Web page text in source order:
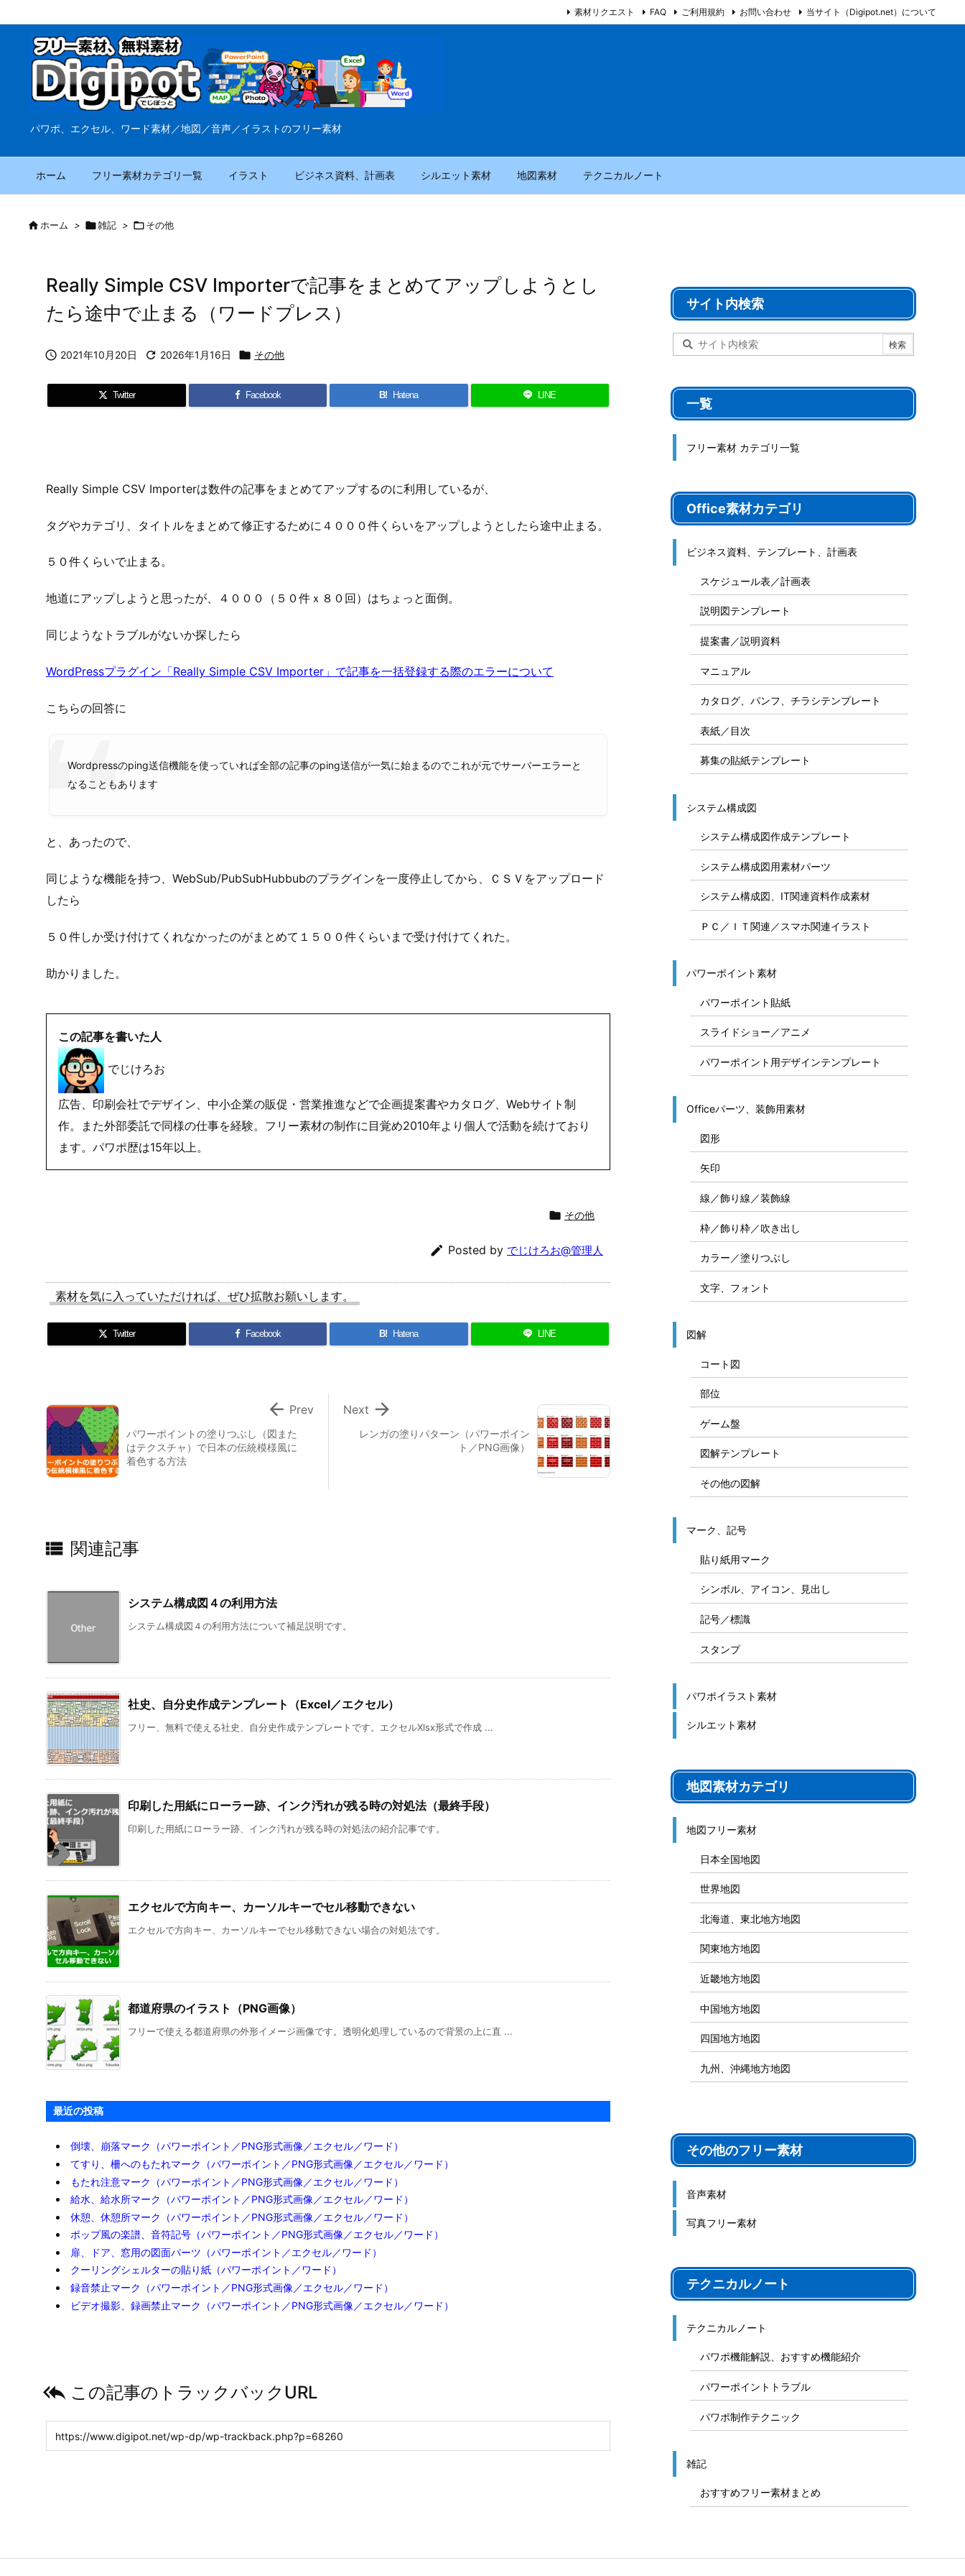
パワポ、エクセル、ワード素材／地図／音声／イラストのフリー素材
ホーム フリー素材カテゴリ一覧 イラスト ビジネス資料、計画表 シルエット素材 地図素材 テクニカルノート
素材リクエスト FAQ ご利用規約 お問い合わせ 当サイト（Digipot.net）について
ホーム > 雑記 > その他
Really Simple CSV Importerで記事をまとめてアップしようとし
たら途中で止まる（ワードプレス）
 2021年10月20日  2026年1月16日  その他
Twitter Facebook B! Hatena LINE
Really Simple CSV Importerは数件の記事をまとめてアップするのに利用しているが、
タグやカテゴリ、タイトルをまとめて修正するために４０００件くらいをアップしようとしたら途中止まる。
地道にアップしようと思ったが、４０００（５０件ｘ８０回）はちょっと面倒。
同じようなトラブルがないか探したら
こちらの回答に
なることもあります
と、あったので、
同じような機能を持つ、WebSub/PubSubHubbubのプラグインを一度停止してから、ＣＳＶをアップロード
したら
５０件しか受け付けてくれなかったのがまとめて１５００件くらいまで受け付けてくれた。
広告、印刷会社でデザイン、中小企業の販促・営業推進などで企画提案書やカタログ、Webサイト制
ます。パワポ歴は15年以上。

 Posted byでじけろお@管理人
素材を気に入っていただければ、ぜひ拡散お願いします。
パワーポイントの塗りつぶし（図また
はテクスチャ）で日本の伝統模様風に

 関連記事
システム構成図４の利用方法について補足説明です。
社史、自分史作成テンプレート（Excel／エクセル）
フリー、無料で使える社史、自分史作成テンプレートです。エクセルXlsx形式で作成 ...
エクセルで方向キー、カーソルキーでセル移動できない
エクセルで方向キー、カーソルキーでセル移動できない場合の対処法です。
サイト内検索
一覧
フリー素材 カテゴリ一覧
Office素材カテゴリ
ビジネス資料、テンプレート、計画表
スケジュール表／計画表
説明図テンプレート
提案書／説明資料
マニュアル
カタログ、パンフ、チラシテンプレート
表紙／目次
募集の貼紙テンプレート
システム構成図
システム構成図作成テンプレート
システム構成図用素材パーツ
システム構成図、IT関連資料作成素材
ＰＣ／ＩＴ関連／スマホ関連イラスト
パワーポイント素材
パワーポイント貼紙
スライドショー／アニメ
パワーポイント用デザインテンプレート
Officeパーツ、装飾用素材
図形
矢印
線／飾り線／装飾線
枠／飾り枠／吹き出し
カラー／塗りつぶし
文字、フォント
図解
コート図
部位
ゲーム盤
図解テンプレート
その他の図解
マーク、記号
貼り紙用マーク
シンボル、アイコン、見出し
記号／標識
スタンプ
パワポイラスト素材
シルエット素材
地図素材カテゴリ
地図フリー素材
日本全国地図
世界地図
北海道、東北地方地図
関東地方地図
近畿地方地図
中国地方地図
四国地方地図
九州、沖縄地方地図
その他のフリー素材
音声素材
写真フリー素材
テクニカルノート
テクニカルノート
パワポ機能解説、おすすめ機能紹介
パワーポイントトラブル
パワポ制作テクニック
雑記
おすすめフリー素材まとめ